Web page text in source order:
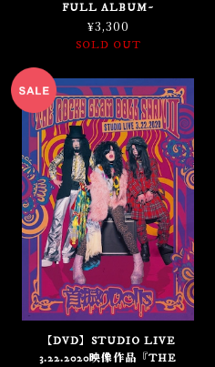
FULL ALBUM~
¥3,300
SOLD OUT
【DVD】STUDIO LIVE
3.22.2020映像作品『THE